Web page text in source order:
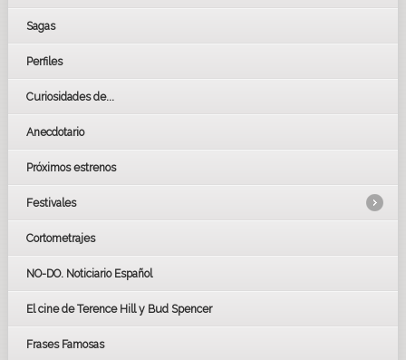
Sagas
Perfiles
Curiosidades de...
Anecdotario
Próximos estrenos
Festivales
LOS OSCARS
BAFTA
FESTIVAL DE HUELVA 2019
FESTIVAL DE CINE DE SEVILLA 2019
Cortometrajes
NO-DO. Noticiario Español
El cine de Terence Hill y Bud Spencer
Frases Famosas